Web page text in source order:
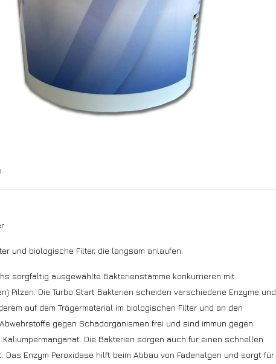
und biologische Filter, die langsam anlaufen.
sorgfältig ausgewählte Bakterienstämme konkurrieren mit
Pilzen. Die Turbo Start Bakterien scheiden verschiedene Enzyme und
auf dem Trägermaterial im biologischen Filter und an den
gegen Schadorganismen frei und sind immun gegen
Die Bakterien sorgen auch für einen schnellen
Das Enzym Peroxidase hilft beim Abbau von Fadenalgen und sorgt für